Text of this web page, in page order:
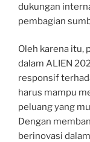
dukungan
pembagian
Oleh karena itu,
dalam ALIEN
responsif
harus mampu
peluang yang
Dengan
berinovasi